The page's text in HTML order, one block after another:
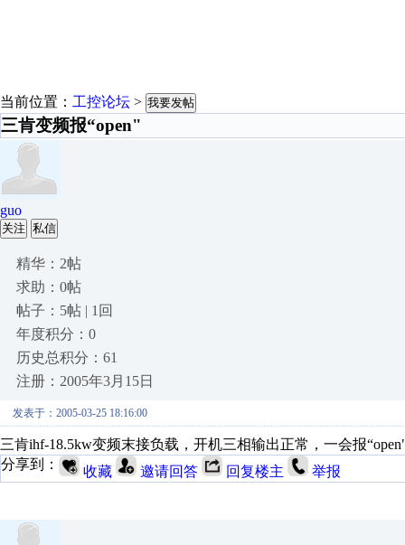
当前位置： 工控论坛 > 我要发帖
三肯变频报“open"
guo
关注 私信
精华：2帖
求助：0帖
帖子：5帖 | 1回
年度积分：0
历史总积分：61
注册：2005年3月15日
发表于：2005-03-25 18:16:00
三肯ihf-18.5kw变频末接负载，开机三相输出正常，一会报
分享到：
收藏 邀请回答 回复楼主 举报